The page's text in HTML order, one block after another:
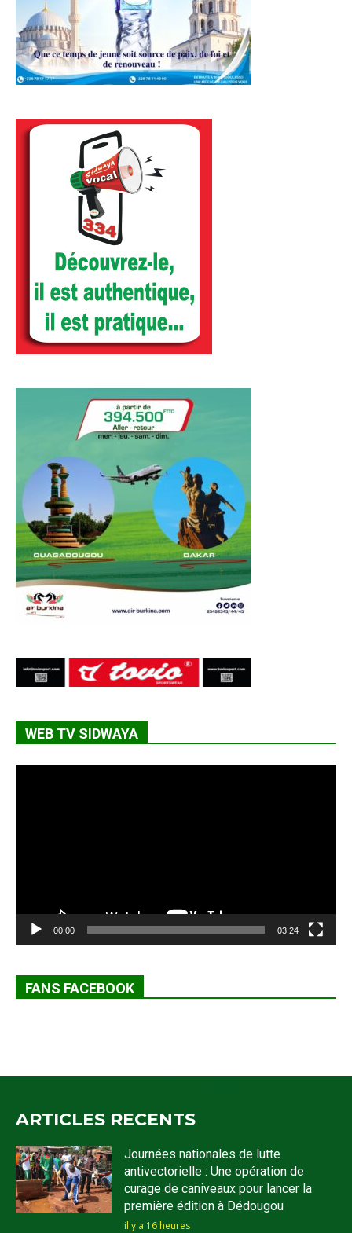
WEB TV SIDWAYA
00:00 03:24
FANS FACEBOOK
ARTICLES RECENTS
Journées nationales de lutte
antivectorielle : Une opération de
curage de caniveaux pour lancer la
première édition à Dédougou
il y'a 16 heures